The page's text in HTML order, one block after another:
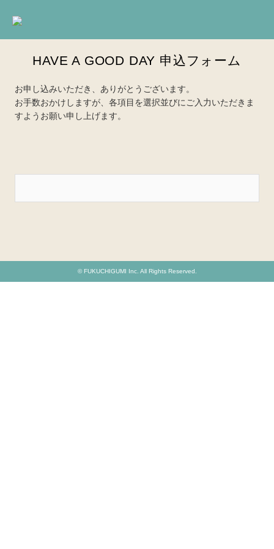
HAVE A GOOD DAY 申込フォーム
お申し込みいただき、ありがとうございます。
お手数おかけしますが、各項目を選択並びにご入力いただきま
すようお願い申し上げます。
© FUKUCHIGUMI Inc. All Rights Reserved.